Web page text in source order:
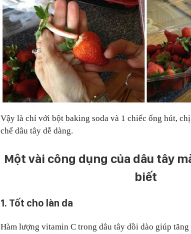
Vậy là chỉ với bột baking soda và 1 chiếc ống hút,
chế dâu tây dễ dàng.
Một vài công dụng của dâu tây
biết
1. Tốt cho làn da
Hàm lượng vitamin C trong dâu tây dồi dào giúp